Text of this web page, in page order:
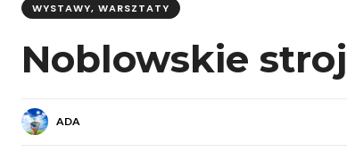
WYSTAWY, WARSZTATY
Noblowskie
ADA